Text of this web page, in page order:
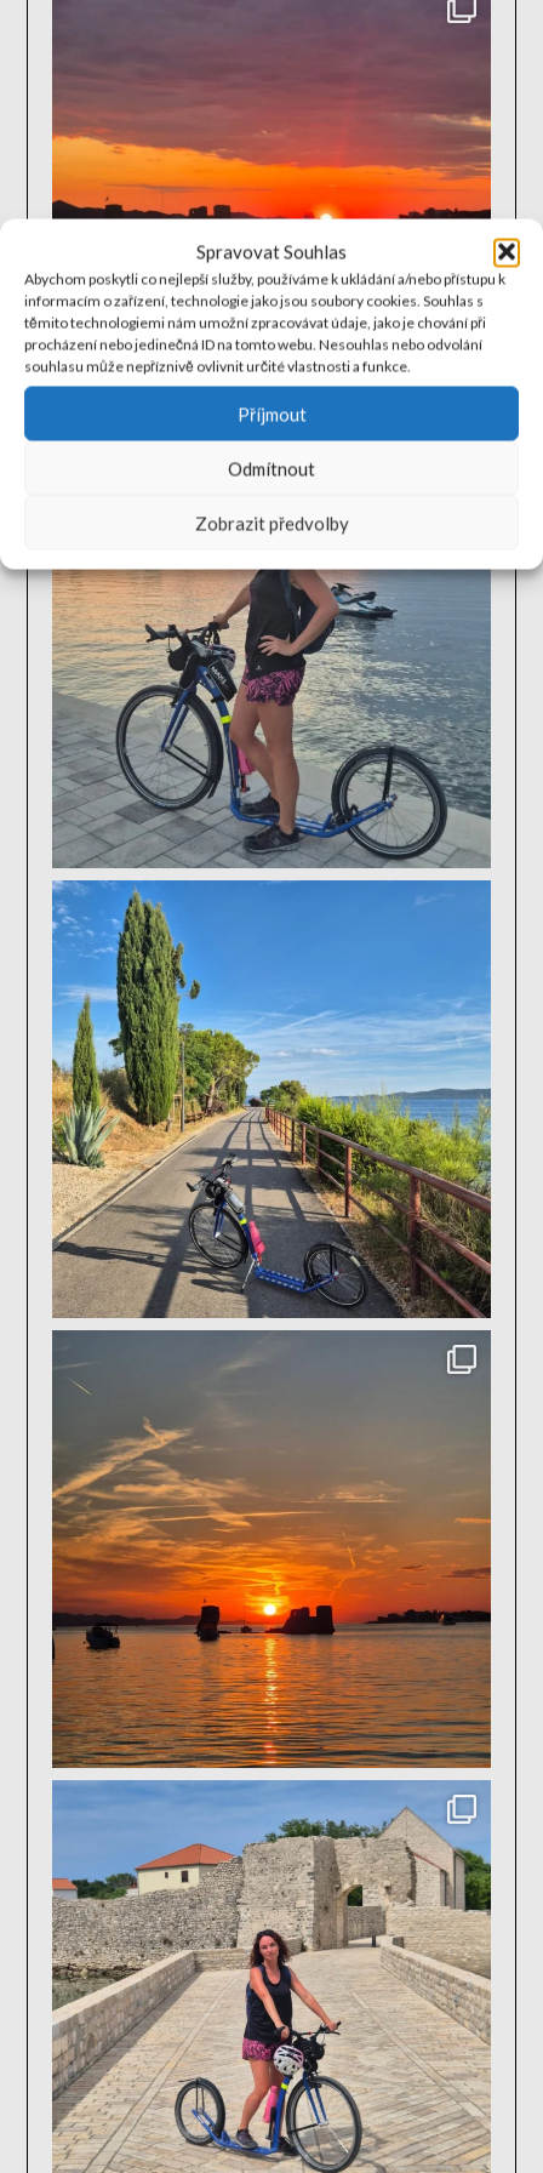
Spravovat Souhlas
Abychom poskytli co nejlepší služby, používáme k ukládání a/nebo přístupu k
informacím o zařízení, technologie jako jsou soubory cookies. Souhlas s
těmito technologiemi nám umožní zpracovávat údaje, jako je chování při
procházení nebo jedinečná ID na tomto webu. Nesouhlas nebo odvolání
souhlasu může nepříznivě ovlivnit určité vlastnosti a funkce.
Příjmout
Odmítnout
Zobrazit předvolby